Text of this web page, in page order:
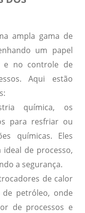
ampla gama de
um papel
e no controle de
Aqui estão
química, os
para resfriar ou
químicas. Eles
de processo,
a segurança.
de calor
petróleo, onde
de processos e